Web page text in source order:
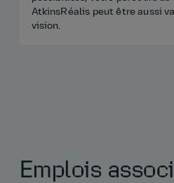
AtkinsRéalis peut être aussi
vision.
Emplois